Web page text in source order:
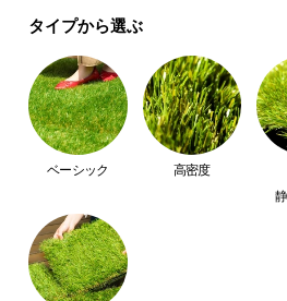
型
商
品
の
配
い
て
シート生地は破れや裂けに強い
安心して使えるシートに仕上げ
タイプから選ぶ
ベーシック 高密度